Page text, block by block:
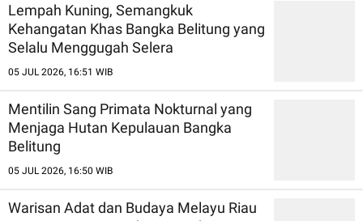
Lempah Kuning, Semangkuk
Kehangatan Khas Bangka Belitung yang
Selalu Menggugah Selera
05 JUL 2026, 16:51 WIB
Mentilin Sang Primata Nokturnal yang
Menjaga Hutan Kepulauan Bangka
Belitung
05 JUL 2026, 16:50 WIB
Warisan Adat dan Budaya Melayu Riau